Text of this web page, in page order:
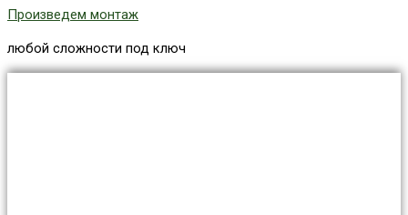
Произведем монтаж
любой сложности под ключ